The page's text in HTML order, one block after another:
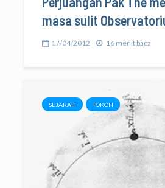
masa sulit
17/04/2012 16 menit baca
SEJARAH TOKOH